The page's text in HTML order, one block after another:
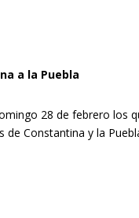
a la Puebla
28 de febrero los
de Constantina y la